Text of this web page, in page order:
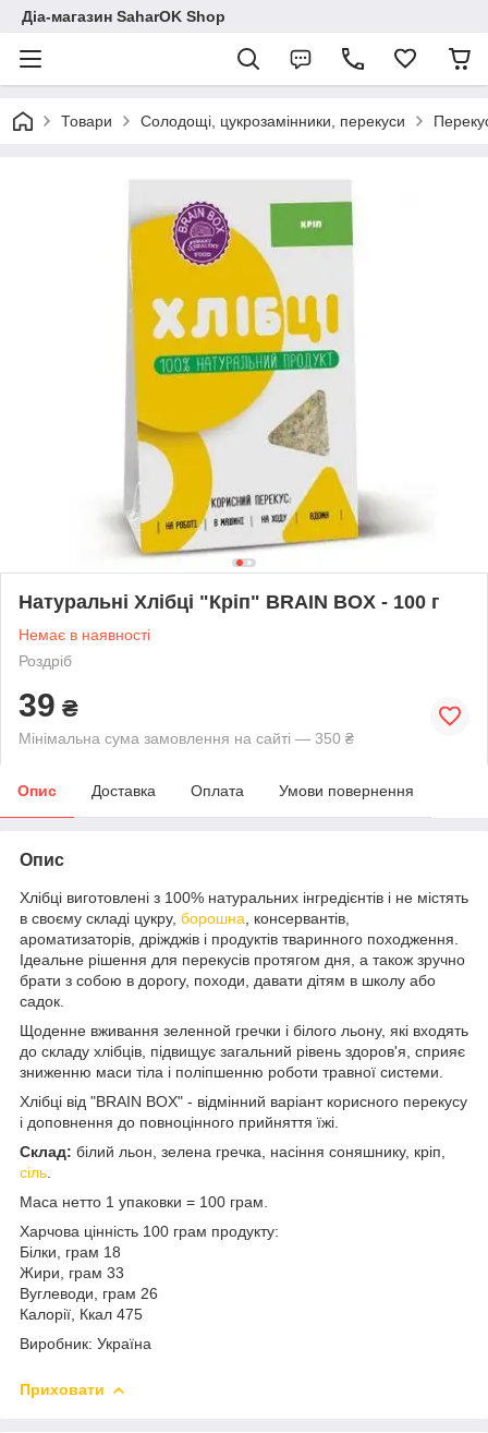
Діа-магазин SaharOK Shop
Товари Солодощі, цукрозамінники, перекуси
Натуральні Хлібці "Кріп" BRAIN BOX - 100 г
Немає в наявності
Роздріб
39 ₴
Мінімальна сума замовлення на сайті — 350 ₴
Опис Доставка Оплата Умови повернення
Опис
Хлібці виготовлені з 100% натуральних інгредієнтів і не містять
в своєму складі цукру, борошна , консервантів,
ароматизаторів, дріжджів і продуктів тваринного походження.
Ідеальне рішення для перекусів протягом дня, а також зручно
брати з собою в дорогу, походи, давати дітям в школу або
садок.
Щоденне вживання зеленной гречки і білого льону, які входять
до складу хлібців, підвищує загальний рівень здоров'я, сприяє
зниженню маси тіла і поліпшенню роботи травної системи.
Хлібці від "BRAIN BOX" - відмінний варіант корисного перекусу
і доповнення до повноцінного прийняття їжі.
Склад: білий льон, зелена гречка, насіння соняшнику, кріп,
сіль
Маса нетто 1 упаковки = 100 грам.
Харчова цінність 100 грам продукту:
Білки, грам 18
Жири, грам 33
Вуглеводи, грам 26
Калорії, Ккал 475
Виробник: Україна
Приховати